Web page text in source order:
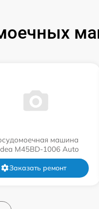
машина
M45BD-1006 Auto
Заказать ремонт